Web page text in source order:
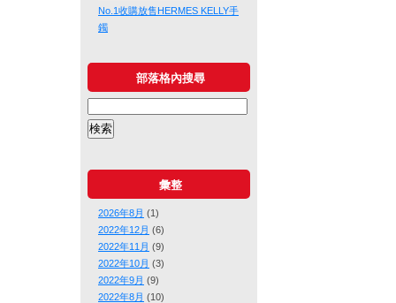
No.1收購放售HERMES KELLY手
鐲
部落格內搜尋
彙整
2026年8月 (1)
2022年12月 (6)
2022年11月 (9)
2022年10月 (3)
2022年9月 (9)
2022年8月 (10)